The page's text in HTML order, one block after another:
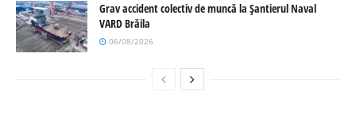
Grav accident colectiv de muncă la Șantierul Naval
VARD Brăila
06/08/2026